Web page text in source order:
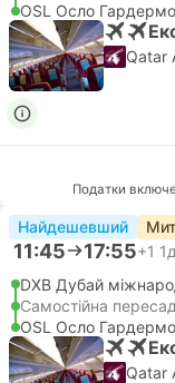
OSL Осло
Qatar
Податки
Найдешевший
11:45 17:55+1
DXB Дубай
Самостійна
OSL Осло
Qatar